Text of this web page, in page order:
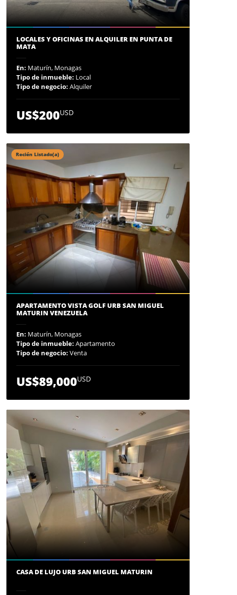
LOCALES Y OFICINAS EN ALQUILER EN PUNTA DE
MATA
En: Maturín, Monagas
Tipo de inmueble: Local
Tipo de negocio: Alquiler
US$200USD
Recién Listado(a)
APARTAMENTO VISTA GOLF URB SAN MIGUEL
MATURIN VENEZUELA
En: Maturín, Monagas
Tipo de inmueble: Apartamento
Tipo de negocio: Venta
US$89,000USD
CASA DE LUJO URB SAN MIGUEL MATURIN